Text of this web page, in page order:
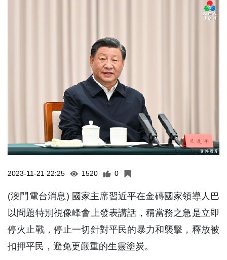
2023-11-21 22:25 1520 0
(澳門電台消息) 國家主席習近平在金磚國家領導人巴
以問題特別視像峰會上發表講話，稱當務之急是立即
停火止戰，停止一切針對平民的暴力和襲擊，釋放被
扣押平民，避免更嚴重的生靈塗炭。